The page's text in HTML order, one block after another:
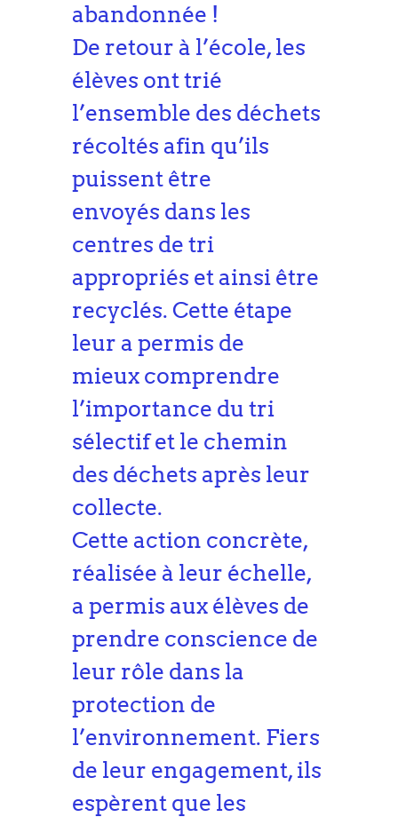
abandonnée !
De retour à l’école, les
élèves ont trié
l’ensemble des déchets
récoltés afin qu’ils
puissent être
envoyés dans les
centres de tri
appropriés et ainsi être
recyclés. Cette étape
leur a permis de
mieux comprendre
l’importance du tri
sélectif et le chemin
des déchets après leur
collecte.
Cette action concrète,
réalisée à leur échelle,
a permis aux élèves de
prendre conscience de
leur rôle dans la
protection de
l’environnement. Fiers
de leur engagement, ils
espèrent que les